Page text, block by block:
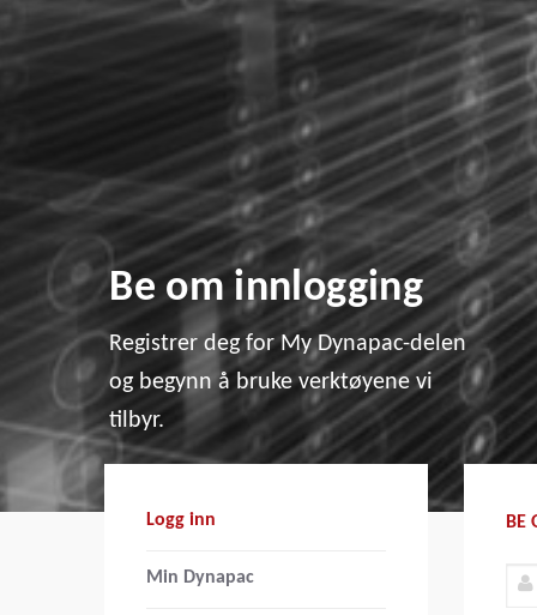
Be om innlogging
Registrer deg for My Dynapac-delen
og begynn å bruke verktøyene vi
tilbyr.
Logg inn
Min Dynapac
BE